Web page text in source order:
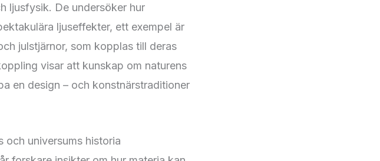
ljusfysik. De undersöker hur
ljuseffekter, ett exempel är
julstjärnor, som kopplas till deras
visar att kunskap om naturens
en design – och konstnärstraditioner
universums historia